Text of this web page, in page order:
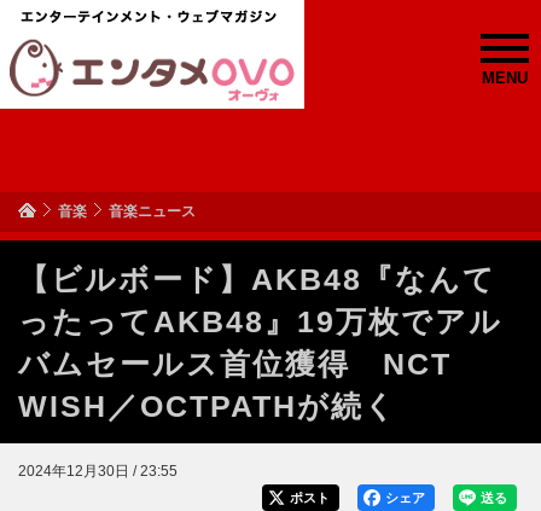
MENU
音楽 音楽ニュース
【ビルボード】AKB48『なんて
ったってAKB48』19万枚でアル
バムセールス首位獲得 NCT
WISH／OCTPATHが続く
2024年12月30日 / 23:55
送る
シェア
ポスト